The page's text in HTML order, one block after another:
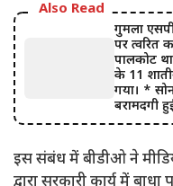
Also Read
गुमला
पर त्वरित
पालकोट
के 11
गया। *
बरामदगी
इस संबंध में बीडीओ ने